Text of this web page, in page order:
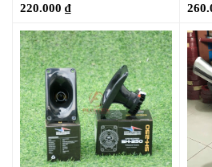
220.000 ₫